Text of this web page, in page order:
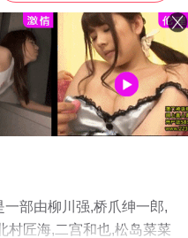
部由柳川强,桥爪绅一郎,
村匠海,二宫和也,松岛菜菜